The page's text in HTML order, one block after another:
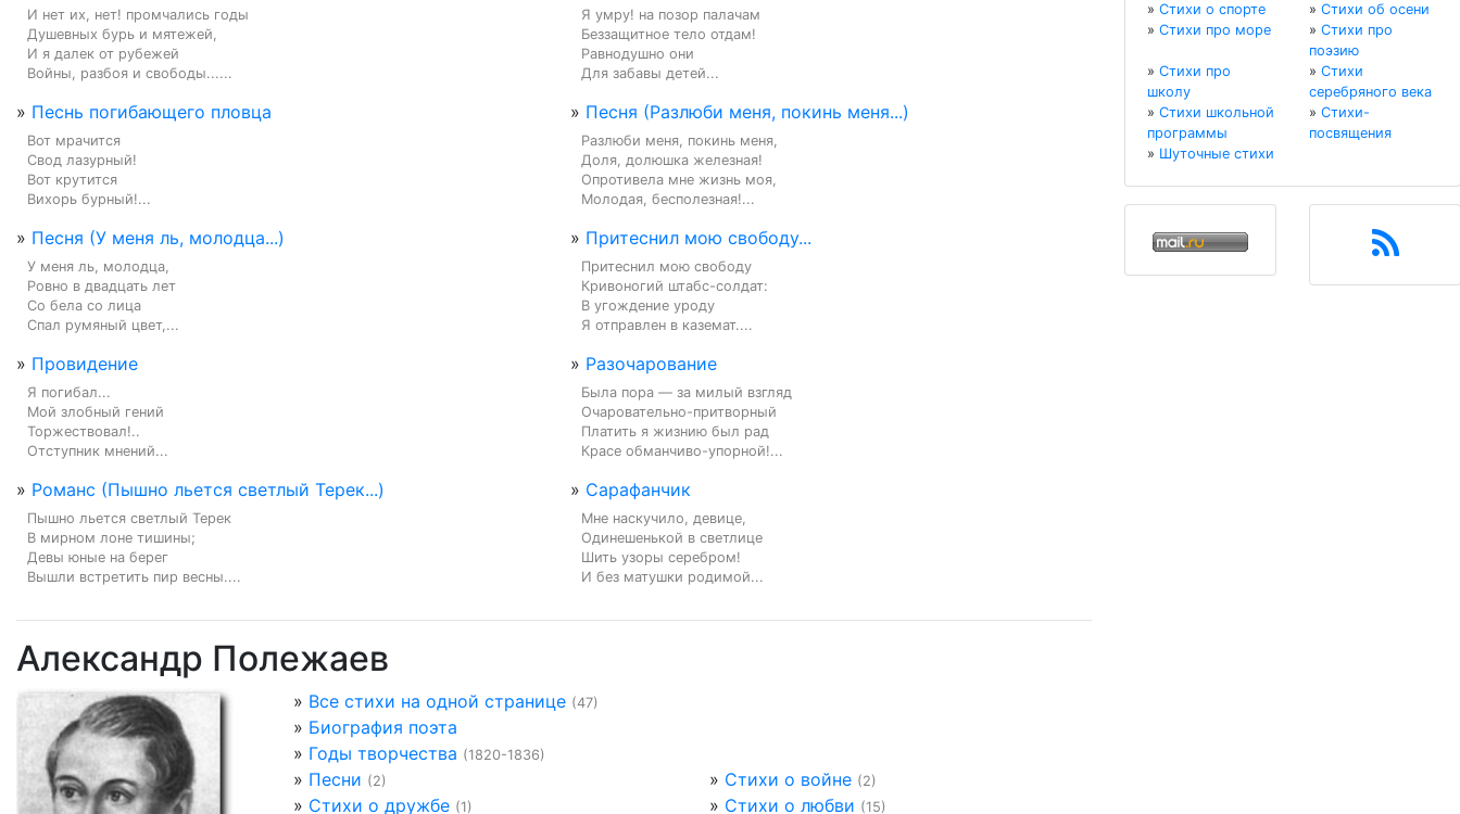
И нет их, нет! промчались годы
Душевных бурь и мятежей,
И я далек от рубежей
Войны, разбоя и свободы......
Я умру! на позор палачам
Беззащитное тело отдам!
Равнодушно они
Для забавы детей...
» Песнь погибающего пловца
Вот мрачится
Свод лазурный!
Вот крутится
Вихорь бурный!...
» Песня (Разлюби меня, покинь меня...)
Разлюби меня, покинь меня,
Доля, долюшка железная!
Опротивела мне жизнь моя,
Молодая, бесполезная!...
» Песня (У меня ль, молодца...)
У меня ль, молодца,
Ровно в двадцать лет
Со бела со лица
Спал румяный цвет,...
» Притеснил мою свободу...
Притеснил мою свободу
Кривоногий штабс-солдат:
В угождение уроду
Я отправлен в каземат....
» Провидение
Я погибал...
Мой злобный гений
Торжествовал!..
Отступник мнений...
» Разочарование
Была пора — за милый взгляд
Очаровательно-притворный
Платить я жизнию был рад
Красе обманчиво-упорной!...
» Романс (Пышно льется светлый Терек...)
Пышно льется светлый Терек
В мирном лоне тишины;
Девы юные на берег
Вышли встретить пир весны....
» Сарафанчик
Мне наскучило, девице,
Одинешенькой в светлице
Шить узоры серебром!
И без матушки родимой...
Александр Полежаев
» Все стихи на одной странице (47)
» Биография поэта
» Годы творчества (1820-1836)
» Песни (2) » Стихи о войне (2)
» Стихи о дружбе (1) » Стихи о любви (15)
» Стихи о спорте » Стихи об осени
» Стихи про море » Стихи про
поэзию
» Стихи про
школу
» Стихи
серебряного века
» Стихи школьной
программы
» Стихи-
посвящения
» Шуточные стихи